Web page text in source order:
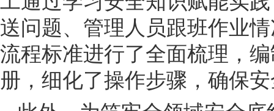
送问题、管理人员跟班作业
流程标准进行了全面梳理，
册，细化了操作步骤，确保